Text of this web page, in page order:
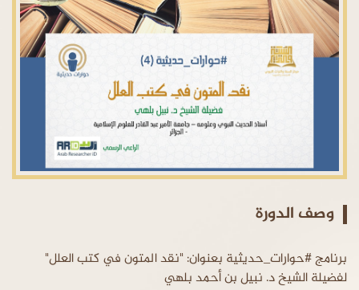
وصف الدورة
برنامج #حوارات_حديثية بعنوان: "نقد المتون في كتب العلل"
لفضيلة الشيخ د. نبيل بن أحمد بلهي